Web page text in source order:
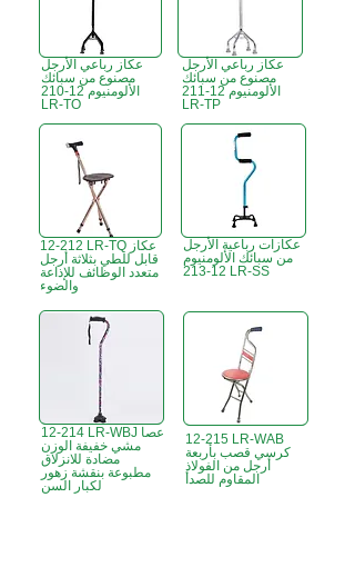
عكاز رباعي الأرجل
مصنوع من سبائك
الألومنيوم 12-210
LR-TO
عكاز رباعي الأرجل
مصنوع من سبائك
الألومنيوم 12-211
LR-TP
12-212 LR-TQ عكاز
قابل للطي بثلاثة أرجل
متعدد الوظائف للإذاعة
والضوء
عكازات رباعية الأرجل
من سبائك الألومنيوم
12-213 LR-SS
12-214 LR-WBJ عصا
مشي خفيفة الوزن
مضادة للانزلاق
مطبوعة بنقشة زهور
لكبار السن
12-215 LR-WAB
كرسي قصب بأربعة
أرجل من الفولاذ
المقاوم للصدأ